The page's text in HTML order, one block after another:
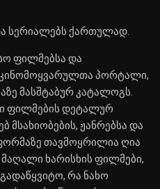
სერიალებს ქართულად.
ფილმებსა და
კინომოყვარულთა პორტალი,
მასშტაბურ კატალოგს.
ფილმების დეტალურ
მსახიობების, ჟანრებსა და
თავმოყრილია ღია
ხარისხის ფილმები,
რა ნახო